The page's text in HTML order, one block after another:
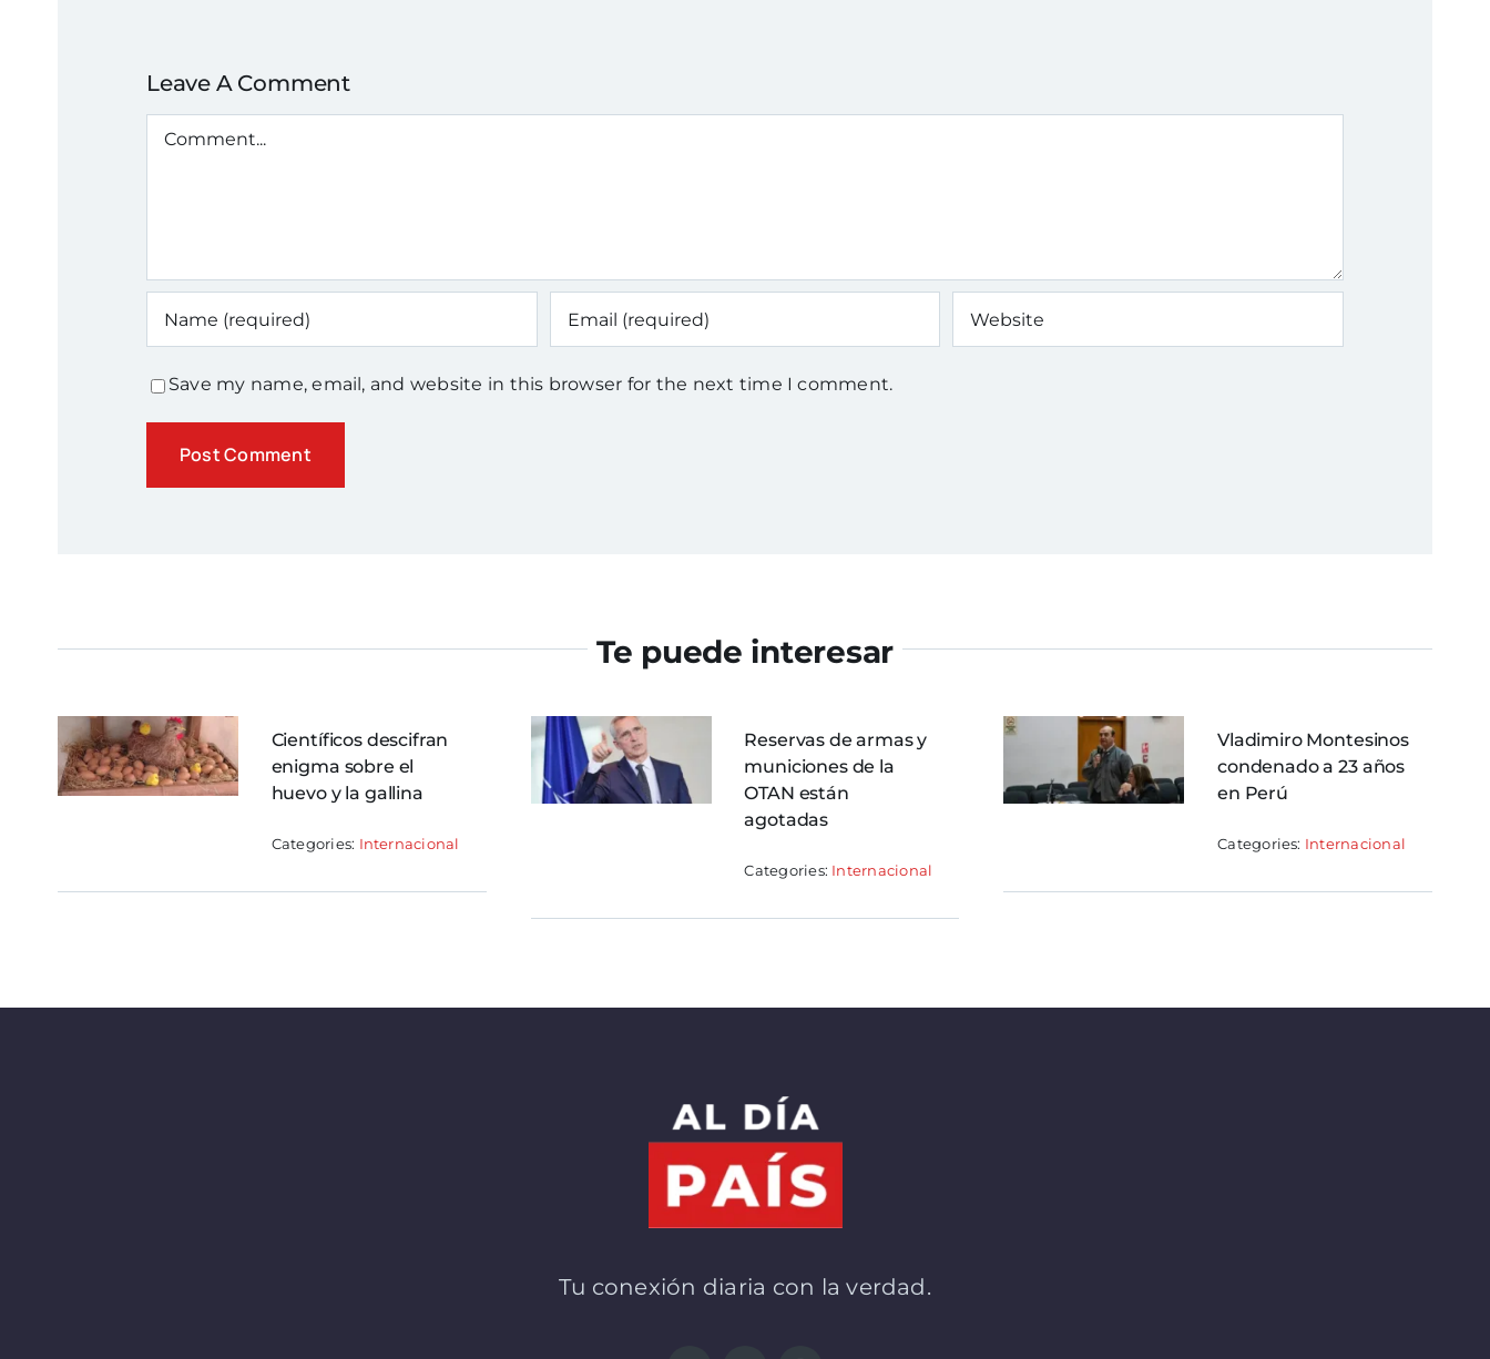
Leave A Comment
Comment
Save my name, email, and website in this browser for the next time I comment.
Te puede interesar
Científicos descifran
enigma sobre el
huevo y la gallina
Categories: Internacional
Reservas de armas y
municiones de la
OTAN están
agotadas
Categories: Internacional
Vladimiro Montesinos
condenado a 23 años
en Perú
Categories: Internacional
Tu conexión diaria con la verdad.